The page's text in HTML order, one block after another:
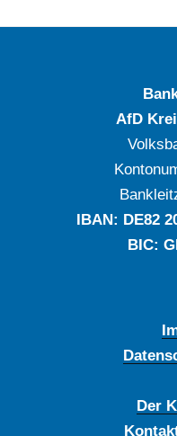
AfD
IBAN: DE‍82
BIC:
Der